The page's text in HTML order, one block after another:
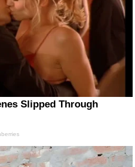
Slipped Through